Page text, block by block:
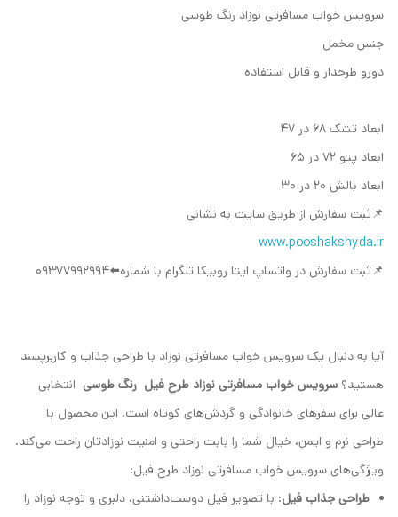
سرویس خواب مسافرتی نوزاد رنگ طوسی
جنس مخمل
دورو طرحدار و قابل استفاده
ابعاد تشک ۶۸ در ۴۷
ابعاد پتو‌ ۷۲ در ۶۵
ابعاد بالش ۲۰ در ۳۰
📌ثبت سفارش از طریق سایت به نشانی
www.pooshakshyda.ir
📌ثبت سفارش در واتساپ ایتا روبیکا تلگرام با شماره⬅️09377992994
آیا به دنبال یک سرویس خواب مسافرتی نوزاد با طراحی جذاب و کاربرپسند
هستید؟ سرویس خواب مسافرتی نوزاد طرح فیل رنگ طوسی انتخابی
عالی برای سفرهای خانوادگی و گردش‌های کوتاه است. این محصول با
طراحی نرم و ایمن، خیال شما را بابت راحتی و امنیت نوزادتان راحت می‌کند.
ویژگی‌های سرویس خواب مسافرتی نوزاد طرح فیل:
طراحی جذاب فیل: با تصویر فیل دوست‌داشتنی، دلبری و توجه نوزاد را